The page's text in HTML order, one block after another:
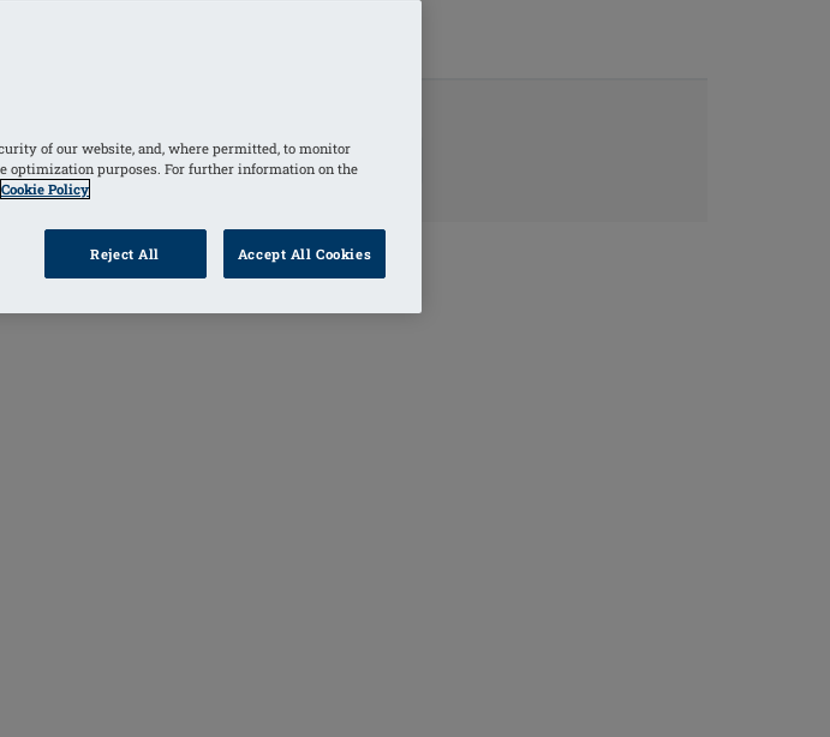
FIND
FORHANDLER
PRODUKTINFORMATION
of our website, and, where permitted, to monitor
optimization purposes. For further information on the
Cookie Policy
Reject All Accept All Cookies